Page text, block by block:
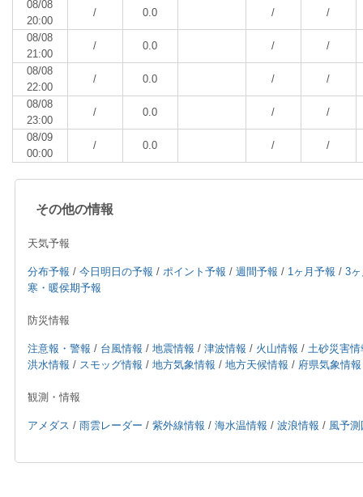
08/08
20:00
/ 0.0 / /
08/08
21:00
/ 0.0 / /
08/08
22:00
/ 0.0 / /
08/08
23:00
/ 0.0 / /
08/09
00:00
/ 0.0 / /
その他の情報
天気予報
分布予報 / 今日明日の予報 / ポイント予報 / 週間予報 / 1ヶ月予報 / 3
寒・暖侯期予報
防災情報
注意報・警報 / 台風情報 / 地震情報 / 津波情報 / 火山情報 / 土砂災害情
洪水情報 / スモッグ情報 / 地方気象情報 / 地方天候情報 / 府県気象情報
観測・情報
アメダス / 雨雲レーダー / 紫外線情報 / 海水温情報 / 波浪情報 / 風予測